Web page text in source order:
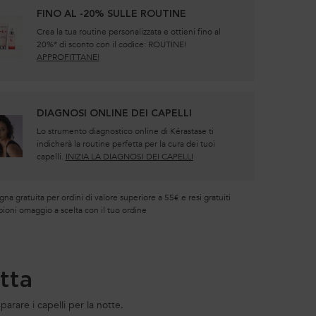
FINO AL -20% SULLE ROUTINE
Crea la tua routine personalizzata e ottieni fino al
20%* di sconto con il codice: ROUTINE!
APPROFITTANE!
DIAGNOSI ONLINE DEI CAPELLI
Lo strumento diagnostico online di Kérastase ti
indicherà la routine perfetta per la cura dei tuoi
capelli. INIZIA LA DIAGNOSI DEI CAPELLI
gratuita per ordini di valore superiore a 55€ e resi gratuiti
omaggio a scelta con il tuo ordine
i capelli per la notte.